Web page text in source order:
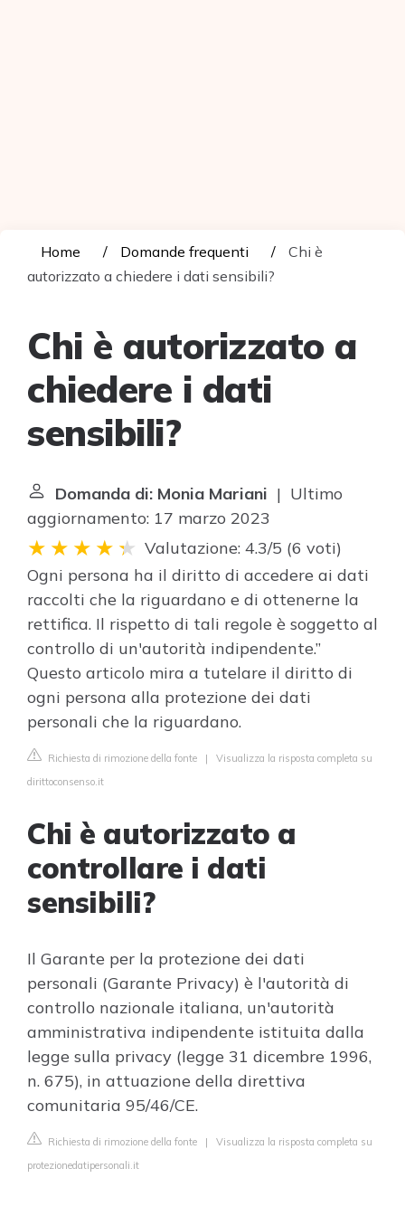
Home Domande frequenti
Chi è
autorizzato a chiedere i dati sensibili?
Chi è autorizzato a
chiedere i dati
sensibili?
Domanda di: Monia Mariani | Ultimo
aggiornamento: 17 marzo 2023
Valutazione: 4.3/5 (6 voti)
Ogni persona ha il diritto di accedere ai dati
raccolti che la riguardano e di ottenerne la
rettifica. Il rispetto di tali regole è soggetto al
controllo di un'autorità indipendente.”
Questo articolo mira a tutelare il diritto di
ogni persona alla protezione dei dati
personali che la riguardano.
Richiesta di rimozione della fonte | Visualizza la risposta completa su
dirittoconsenso.it
Chi è autorizzato a
controllare i dati
sensibili?
Il Garante per la protezione dei dati
personali (Garante Privacy) è l'autorità di
controllo nazionale italiana, un'autorità
amministrativa indipendente istituita dalla
legge sulla privacy (legge 31 dicembre 1996,
n. 675), in attuazione della direttiva
comunitaria 95/46/CE.
Richiesta di rimozione della fonte | Visualizza la risposta completa su
protezionedatipersonali.it